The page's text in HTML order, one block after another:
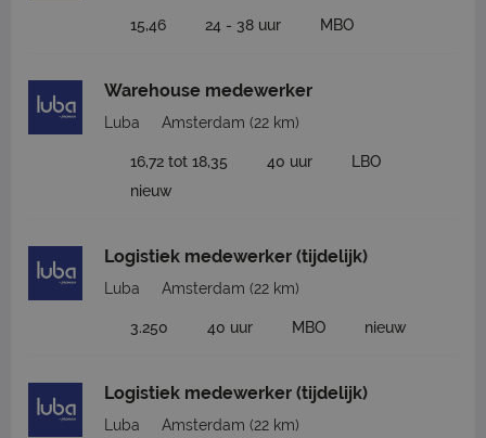
15,46 24 - 38 uur MBO
Warehouse medewerker
Luba Amsterdam (22 km)
16,72 tot 18,35 40 uur
LBO
nieuw
Logistiek medewerker (tijdelijk)
Luba Amsterdam (22 km)
3.250 40 uur MBO nieuw
Logistiek medewerker (tijdelijk)
Luba Amsterdam (22 km)